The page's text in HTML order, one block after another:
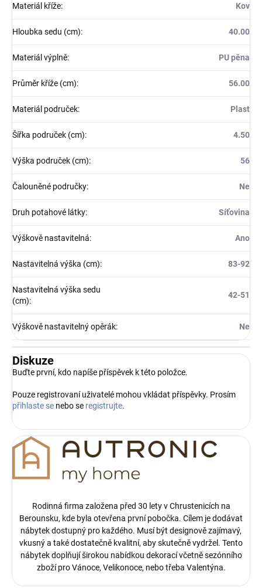
Materiál kříže: Kov
Hloubka sedu (cm): 40.00
Materiál výplně: PU pěna
Průměr kříže (cm): 56.00
Materiál područek: Plast
Šířka područek (cm): 4.50
Výška područek (cm): 56
Čalouněné područky: Ne
Druh potahové látky: Síťovina
Výškově nastavitelná: Ano
Nastavitelná výška (cm): 83-92
Nastavitelná výška sedu
(cm):
42-51
Výškově nastavitelný opěrák: Ne
Diskuze
Buďte první, kdo napíše příspěvek k této položce.
Pouze registrovaní uživatelé mohou vkládat příspěvky. Prosím
přihlaste se nebo se registrujte.
Rodinná firma založena před 30 lety v Chrustenicích na
Berounsku, kde byla otevřena první pobočka. Cílem je dodávat
nábytek dostupný pro každého. Musí být designově zajímavý,
vkusný a také dostatečně kvalitní, aby skutečně vydržel. Tento
nábytek doplňují širokou nabídkou dekorací včetně sezónního
zboží pro Vánoce, Velikonoce, nebo třeba Valentýna.